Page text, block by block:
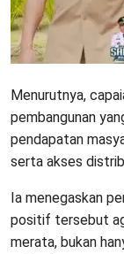
Menurutnya,
pembangunan
pendapatan
serta akses
Ia menegaskan
positif tersebut
merata, bukan